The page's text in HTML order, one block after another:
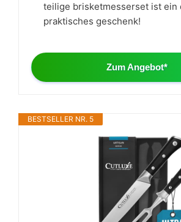
teilige brisketmesserset ist ein
praktisches geschenk!
Zum Angebot*
BESTSELLER NR. 5